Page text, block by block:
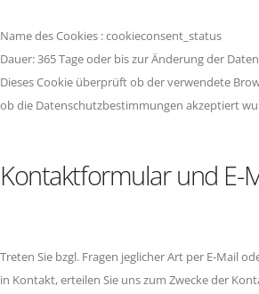
Name des Cookies : cookieconsent_status
Dauer: 365 Tage oder bis zur Änderung der
Dieses Cookie überprüft ob der verwendete
ob die Datenschutzbestimmungen akzeptiert
Kontaktformular und E-
Treten Sie bzgl. Fragen jeglicher Art per E-Mail
in Kontakt, erteilen Sie uns zum Zwecke der